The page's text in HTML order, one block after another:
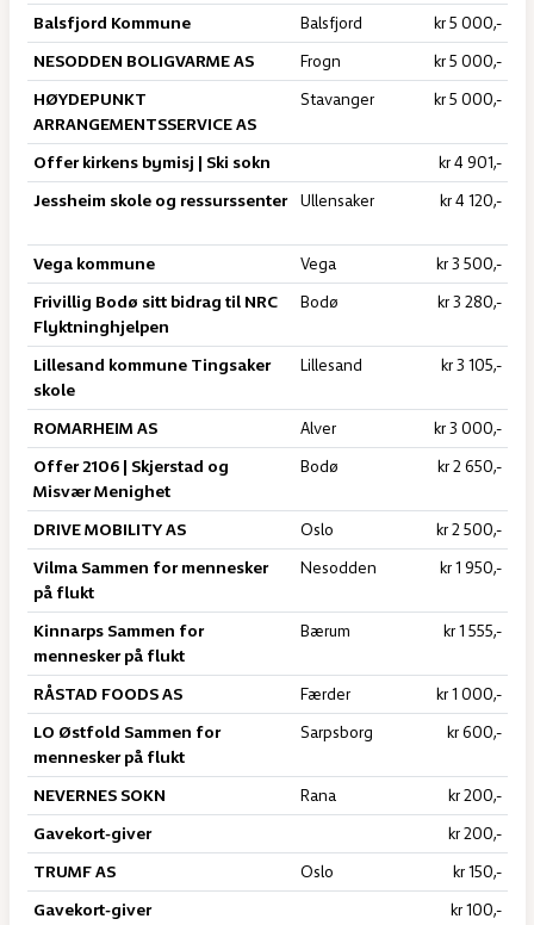
Balsfjord Kommune Balsfjord kr 5 000,-
NESODDEN BOLIGVARME AS Frogn kr 5 000,-
HØYDEPUNKT
ARRANGEMENTSSERVICE AS
Stavanger kr 5 000,-
Offer kirkens bymisj | Ski sokn kr 4 901,-
Jessheim skole og ressurssenter Ullensaker kr 4 120,-
Vega kommune Vega kr 3 500,-
Frivillig Bodø sitt bidrag til NRC
Flyktninghjelpen
Bodø kr 3 280,-
Lillesand kommune Tingsaker
skole
Lillesand kr 3 105,-
ROMARHEIM AS Alver kr 3 000,-
Offer 2106 | Skjerstad og
Misvær Menighet
Bodø kr 2 650,-
DRIVE MOBILITY AS Oslo kr 2 500,-
Vilma Sammen for mennesker
på flukt
Nesodden kr 1 950,-
Kinnarps Sammen for
mennesker på flukt
Bærum kr 1 555,-
RÅSTAD FOODS AS Færder kr 1 000,-
LO Østfold Sammen for
mennesker på flukt
Sarpsborg kr 600,-
NEVERNES SOKN Rana kr 200,-
Gavekort-giver kr 200,-
TRUMF AS Oslo kr 150,-
Gavekort-giver kr 100,-